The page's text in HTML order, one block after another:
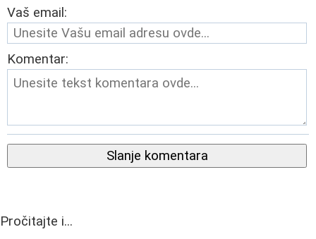
Vaš email:
Komentar:
Slanje komentara
Pročitajte i...